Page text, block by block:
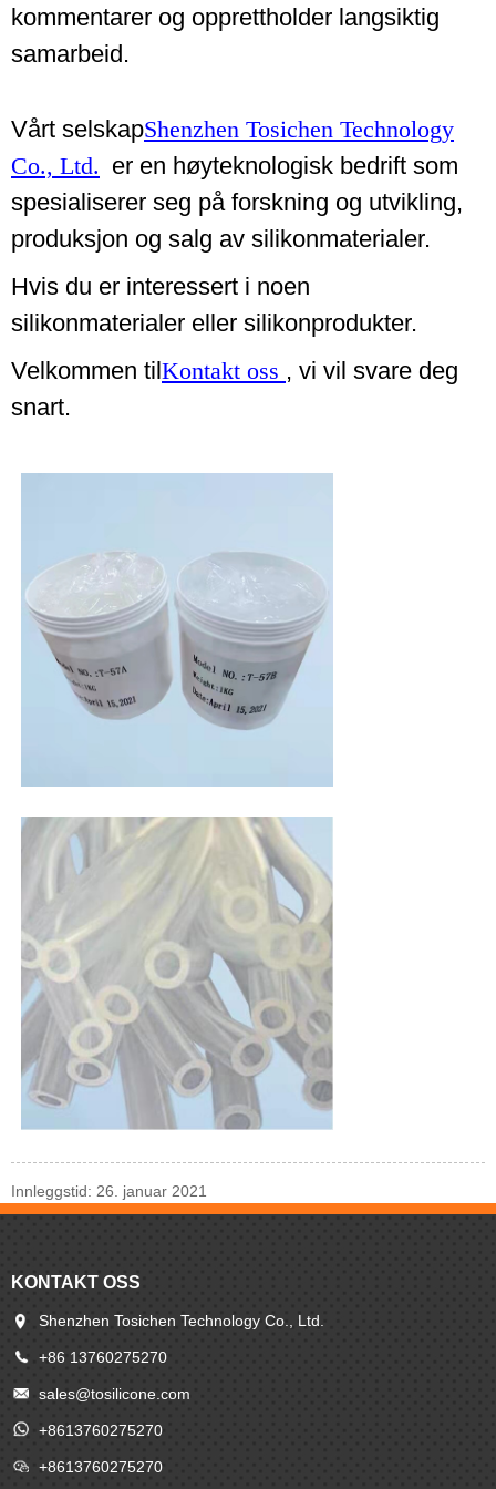
kommentarer og opprettholder langsiktig
samarbeid.
Vårt selskapShenzhen Tosichen Technology
Co., Ltd. er en høyteknologisk bedrift som
spesialiserer seg på forskning og utvikling,
produksjon og salg av silikonmaterialer.
Hvis du er interessert i noen
silikonmaterialer eller silikonprodukter.
Velkommen tilKontakt oss , vi vil svare deg
snart.
Innleggstid: 26. januar 2021
KONTAKT OSS
Shenzhen Tosichen Technology Co., Ltd.
+86 13760275270
sales@tosilicone.com
+8613760275270
+8613760275270